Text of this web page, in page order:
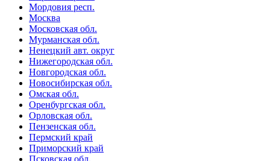
Мордовия респ.
Москва
Московская обл.
Мурманская обл.
Ненецкий авт. округ
Нижегородская обл.
Новгородская обл.
Новосибирская обл.
Омская обл.
Оренбургская обл.
Орловская обл.
Пензенская обл.
Пермский край
Приморский край